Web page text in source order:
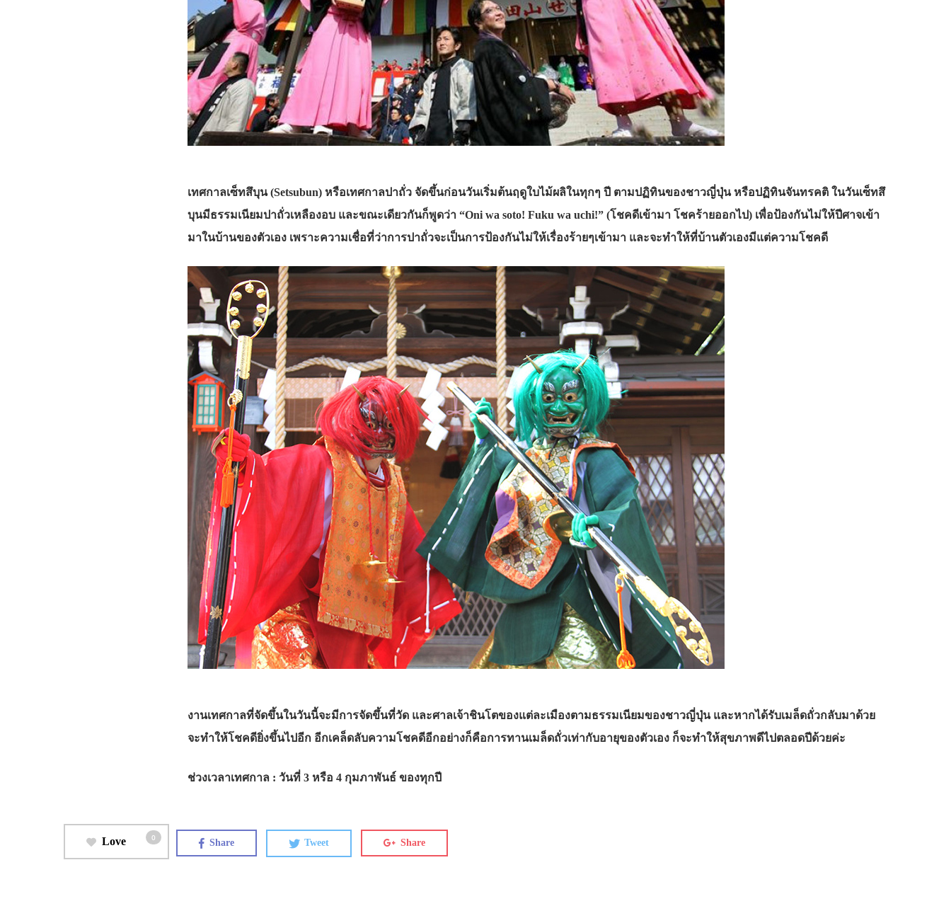
เทศกาลเซ็ทสึบุน (Setsubun) หรือเทศกาลปาถั่ว จัดขึ้นก่อนวันเริ่มต้นฤดูใบไม้ผลิในทุกๆ ปี ตามปฏิทินของชาวญี่ปุ่น หรือปฏิทินจันทรคติ ในวันเซ็ทสึ
บุนมีธรรมเนียมปาถั่วเหลืองอบ และขณะเดียวกันก็พูดว่า “Oni wa soto! Fuku wa uchi!” (โชคดีเข้ามา โชคร้ายออกไป) เพื่อป้องกันไม่ให้ปีศาจเข้า
มาในบ้านของตัวเอง เพราะความเชื่อที่ว่าการปาถั่วจะเป็นการป้องกันไม่ให้เรื่องร้ายๆเข้ามา และจะทำให้ที่บ้านตัวเองมีแต่ความโชคดี
งานเทศกาลที่จัดขึ้นในวันนี้จะมีการจัดขึ้นที่วัด และศาลเจ้าชินโตของแต่ละเมืองตามธรรมเนียมของชาวญี่ปุ่น และหากได้รับเมล็ดถั่วกลับมาด้วย
จะทำให้โชคดียิ่งขึ้นไปอีก อีกเคล็ดลับความโชคดีอีกอย่างก็คือการทานเมล็ดถั่วเท่ากับอายุของตัวเอง ก็จะทำให้สุขภาพดีไปตลอดปีด้วยค่ะ
ช่วงเวลาเทศกาล : วันที่ 3 หรือ 4 กุมภาพันธ์ ของทุกปี
Love 0 Share Tweet Share